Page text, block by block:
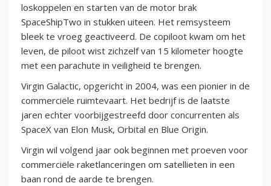
loskoppelen en starten van de motor brak
SpaceShipTwo in stukken uiteen. Het remsysteem
bleek te vroeg geactiveerd. De copiloot kwam om het
leven, de piloot wist zichzelf van 15 kilometer hoogte
met een parachute in veiligheid te brengen.
Virgin Galactic, opgericht in 2004, was een pionier in de
commerciële ruimtevaart. Het bedrijf is de laatste
jaren echter voorbijgestreefd door concurrenten als
SpaceX van Elon Musk, Orbital en Blue Origin.
Virgin wil volgend jaar ook beginnen met proeven voor
commerciële raketlanceringen om satellieten in een
baan rond de aarde te brengen.